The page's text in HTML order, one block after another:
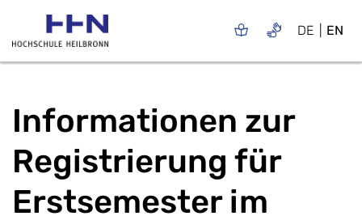
DE EN
Informationen zur
Registrierung für
Erstsemester im